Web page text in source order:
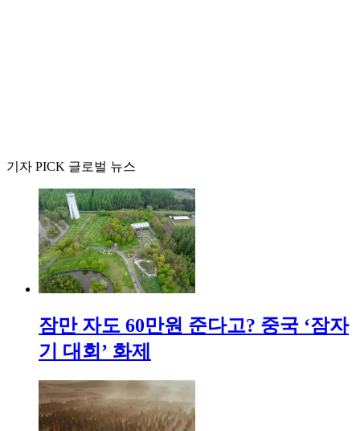
기자 PICK 글로벌 뉴스
잠만 자도 60만원 준다고? 중국 ‘잠자
기 대회’ 화제